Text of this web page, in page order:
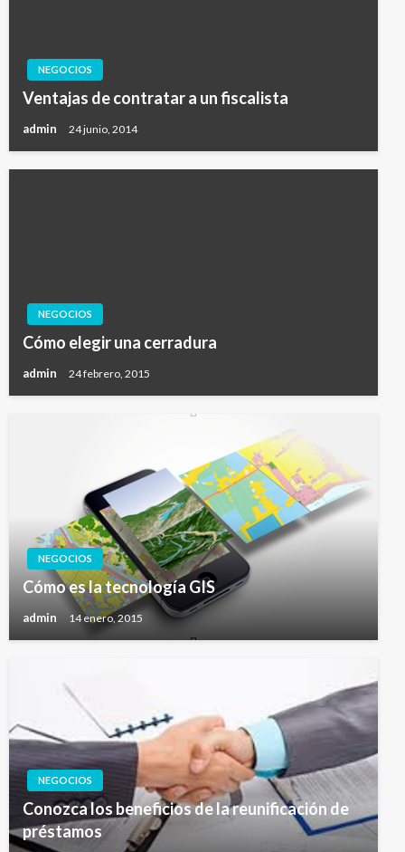
NEGOCIOS
Ventajas de contratar a un fiscalista
admin 24 junio, 2014
NEGOCIOS
Cómo elegir una cerradura
admin 24 febrero, 2015
NEGOCIOS
Cómo es la tecnología GIS
admin 14 enero, 2015
NEGOCIOS
Conozca los beneficios de la reunificación de
préstamos